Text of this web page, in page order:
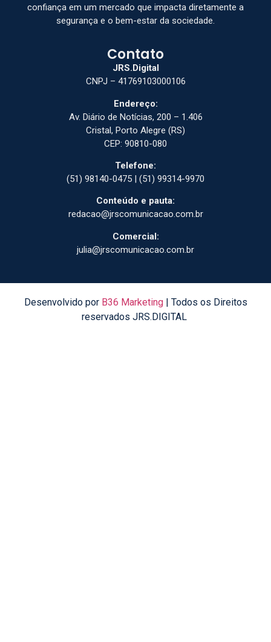
confiança em um mercado que impacta diretamente a
segurança e o bem-estar da sociedade.
Contato
JRS.Digital
CNPJ – 41769103000106
Endereço:
Av. Diário de Notícias, 200 – 1.406
Cristal, Porto Alegre (RS)
CEP: 90810-080
Telefone:
(51) 98140-0475 | (51) 99314-9970
Conteúdo e pauta:
redacao@jrscomunicacao.com.br
Comercial:
julia@jrscomunicacao.com.br
Desenvolvido por B36 Marketing| Todos os Direitos
reservados JRS.DIGITAL